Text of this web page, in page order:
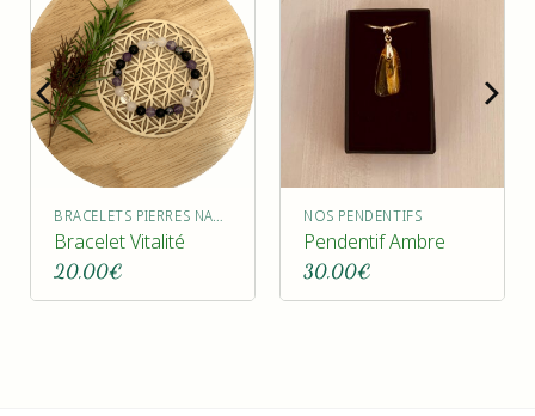
BRACELETS PIERRES NATURELLES
Bracelet Vitalité
20,00€
NOS PENDENTIFS
Pendentif Ambre
30,00€